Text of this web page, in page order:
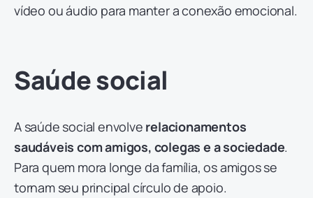
vídeo ou áudio para manter a conexão emocional.
Saúde social
A saúde social envolve relacionamentos
saudáveis com amigos, colegas e a sociedade.
Para quem mora longe da família, os amigos se
tornam seu principal círculo de apoio.